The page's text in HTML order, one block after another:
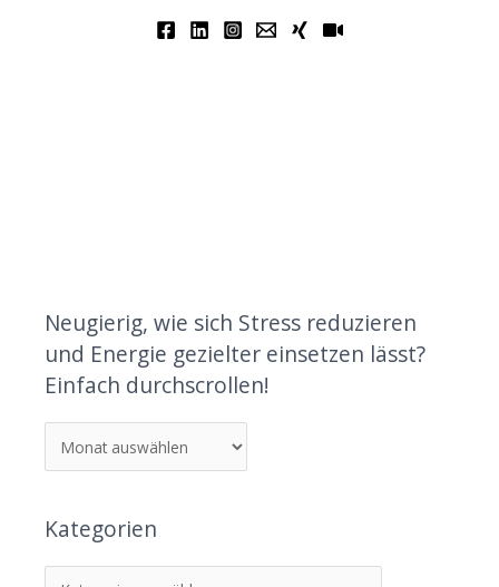
Neugierig, wie sich Stress reduzieren
und Energie gezielter einsetzen lässt?
Einfach durchscrollen!
Kategorien